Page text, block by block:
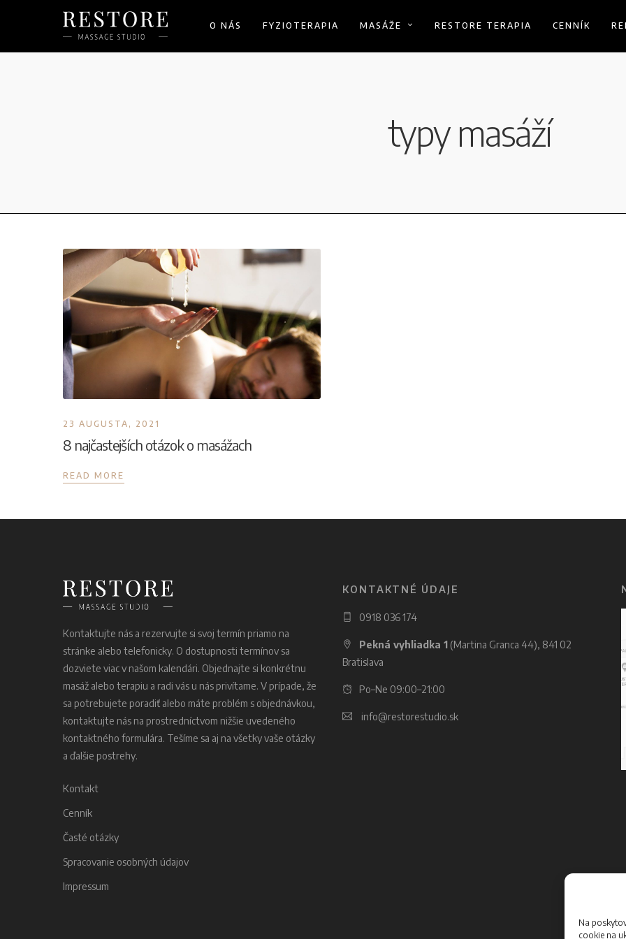
Na
cookie na
O NÁS FYZIOTERAPIA MASÁŽE RESTORE TERAPIA CENNÍK
typy masáží
23 AUGUSTA, 2021
8 najčastejších otázok o masážach
READ MORE
Kontaktujte nás a rezervujte si svoj termín priamo na
stránke alebo telefonicky. O dostupnosti termínov sa
dozviete viac v našom kalendári. Objednajte si konkrétnu
masáž alebo terapiu a radi vás u nás privítame. V prípade, že
sa potrebujete poradiť alebo máte problém s objednávkou,
kontaktujte nás na prostredníctvom nižšie uvedeného
kontaktného formulára. Tešíme sa aj na všetky vaše otázky
a ďalšie postrehy.
KONTAKTNÉ ÚDAJE
0918 036 174
Pekná vyhliadka 1(Martina Granca 44), 841 02
Bratislava
Po–Ne 09:00–21:00
info@restorestudio.sk
Kontakt
Cenník
Časté otázky
Spracovanie osobných údajov
Impressum